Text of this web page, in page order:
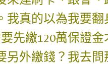
我真的以為我要
先繳120萬保證
另外繳錢？我去